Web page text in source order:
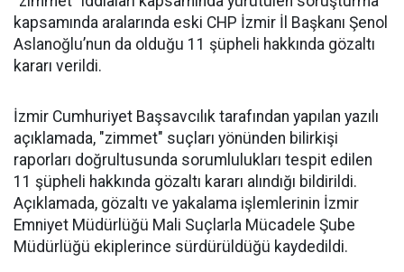
kapsamında aralarında eski CHP İzmir İl Başkanı Şenol
Aslanoğlu’nun da olduğu 11 şüpheli hakkında gözaltı
kararı verildi.
İzmir Cumhuriyet Başsavcılık tarafından yapılan yazılı
açıklamada, "zimmet" suçları yönünden bilirkişi
raporları doğrultusunda sorumlulukları tespit edilen
11 şüpheli hakkında gözaltı kararı alındığı bildirildi.
Açıklamada, gözaltı ve yakalama işlemlerinin İzmir
Emniyet Müdürlüğü Mali Suçlarla Mücadele Şube
Müdürlüğü ekiplerince sürdürüldüğü kaydedildi.